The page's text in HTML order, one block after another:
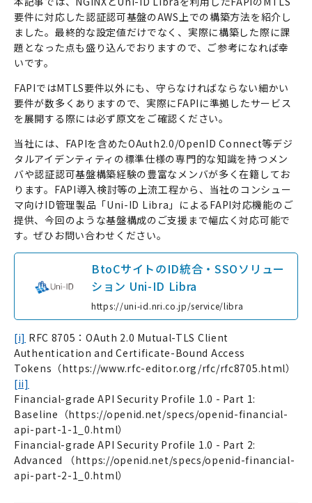
要件に対応した認証認可基盤のAWS上での構築方法を紹介し
ました。最終的な設定値だけでなく、実際に構築した際に課
題となった点も盛り込んでおりますので、ご参考になれば幸
いです。
FAPIではMTLS要件以外にも、守らなければならない細かい
要件が数多くありますので、実際にFAPIに準拠したサービス
を展開する際には必ず原文をご確認ください。
当社には、FAPIを含めたOAuth2.0/OpenID Connect等デジ
タルアイデンティティの標準仕様の専門的な知識を持つメン
バや認証認可基盤構築経験の豊富なメンバが多く在籍してお
ります。FAPI導入検討等の上流工程から、当社のコンシュー
マ向けID管理製品「Uni-ID Libra」によるFAPI対応機能のご
提供、今回のような基盤構成のご支援まで幅広く対応可能で
す。ぜひお問い合わせください。
BtoCサイトのID統合・SSOソリュー
ション Uni-ID Libra
https://uni-id.nri.co.jp/service/libra
[i] RFC 8705：OAuth 2.0 Mutual-TLS Client
Authentication and Certificate-Bound Access
Tokens（https://www.rfc-editor.org/rfc/rfc8705.html）
[ii]
Financial-grade API Security Profile 1.0 - Part 1:
Baseline（https://openid.net/specs/openid-financial-
api-part-1-1_0.html）
Financial-grade API Security Profile 1.0 - Part 2:
Advanced （https://openid.net/specs/openid-financial-
api-part-2-1_0.html）